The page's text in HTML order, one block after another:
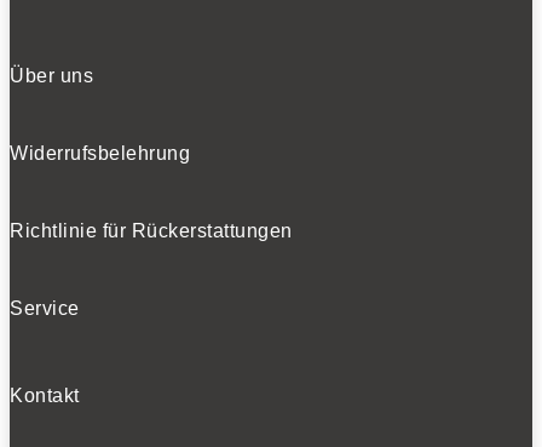
Über uns
Widerrufsbelehrung
Richtlinie für Rückerstattungen
Service
Kontakt